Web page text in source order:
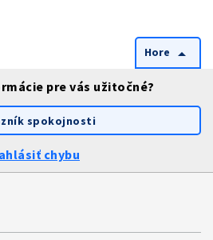
Hore arrow_drop_up
pre vás užitočné?
spokojnosti
chybu